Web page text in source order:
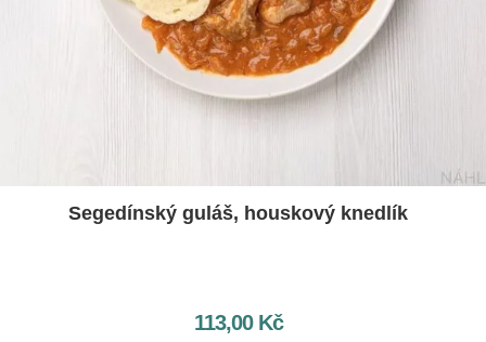
Segedínský guláš, houskový knedlík
113,00 Kč